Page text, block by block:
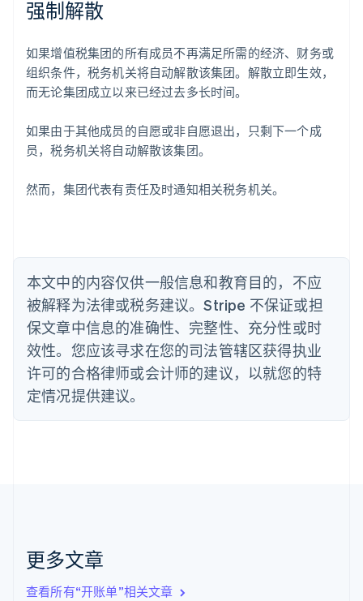
强制解散
如果增值税集团的所有成员不再满足所需的经济、财务或
组织条件，税务机关将自动解散该集团。解散立即生效，
而无论集团成立以来已经过去多长时间。
如果由于其他成员的自愿或非自愿退出，只剩下一个成
员，税务机关将自动解散该集团。
然而，集团代表有责任及时通知相关税务机关。
本文中的内容仅供一般信息和教育目的，不应
被解释为法律或税务建议。Stripe 不保证或担
保文章中信息的准确性、完整性、充分性或时
效性。您应该寻求在您的司法管辖区获得执业
许可的合格律师或会计师的建议，以就您的特
定情况提供建议。
更多文章
查看所有“开账单”相关文章
阿联酋
English
爱尔兰
English
English
奥地利
DeutschEnglish
English
English
比利时
NederlandsFrançaisDeutschEnglish
波兰
English
丹麦
English
德国
DeutschEnglish
法国
FrançaisEnglish
English
克罗地亚
EnglishItaliano